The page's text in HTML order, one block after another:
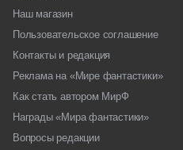
Наш магазин
Пользовательское соглашение
Контакты и редакция
Реклама на «Мире фантастики»
Как стать автором МирФ
Награды «Мира фантастики»
Вопросы редакции